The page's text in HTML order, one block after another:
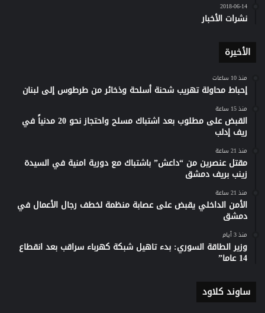
2018-06-14
نشرات الأخبار
الأخيرة
منذ 10 ساعات
إحباط محاولة تهريب شحنة أسلحة وذخائر من طرطوس إلى لبنان
منذ 15 ساعة
القبض على مطلوب بعد اشتباك مسلح واحتجاز نحو 20 مدنياً في
ريف إدلب
منذ 21 ساعة
مقتل عنصرين من “داعش” باشتباك مع دورية امنية في السيدة
زينب بريف دمشق
منذ 21 ساعة
الأمن الداخلي يقبض على عصابة منظمة لخطف رجال الأعمال في
دمشق
منذ 3 أيام
وزير الطاقة السوري: بدء تاهيل شبكة كهرباء سراقب بعد انقطاع
14 عاما”
ساوند كلاود